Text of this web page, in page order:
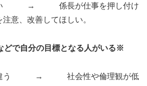
ない → 係長が仕事を押し付け
意、改善してほしい。
どで自分の目標となる人がいる※
ば違う → 社会性や倫理観が低